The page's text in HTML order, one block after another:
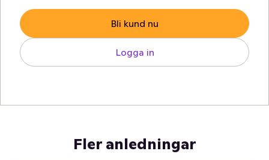
Bli kund nu
Logga in
Fler anledningar